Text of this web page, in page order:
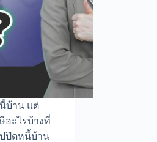
บ้าน แต่
อะไรบ้างที่
ปปิดหนี้บ้าน